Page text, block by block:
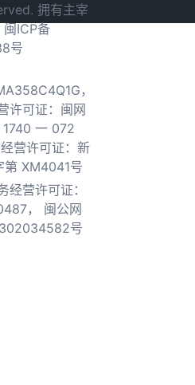
拥有主宰
闽ICP备
号
，
许可证：闽网
一 072
营许可证：新
第 XM4041号
经营许可证：
，
闽公网
号